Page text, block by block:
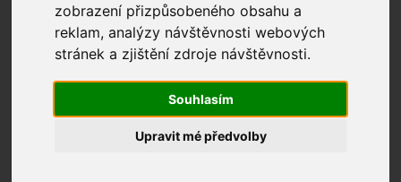
zobrazení přizpůsobeného obsahu a
reklam, analýzy návštěvnosti webových
stránek a zjištění zdroje návštěvnosti.
Souhlasím
Upravit mé předvolby